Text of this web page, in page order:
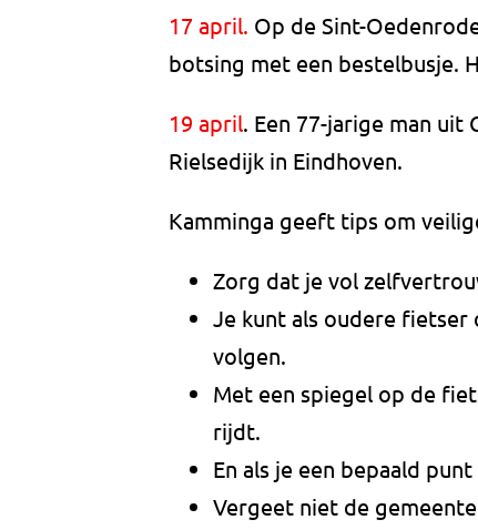
17 april. Op de Sint-
botsing met een bestelbusje.
19 april. Een 77-jarige man uit
Rielsedijk in Eindhoven.
Kamminga geeft tips om
Zorg dat je vol
Je kunt als oudere fietser
volgen.
Met een spiegel op de
rijdt.
En als je een bepaald
Vergeet niet de